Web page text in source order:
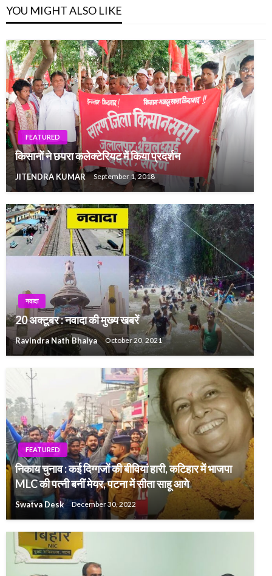
YOU MIGHT ALSO LIKE
FEATURED
किसानों ने छपरा कले​क्टेरियट में किया प्रदर्शन
JITENDRA KUMAR September 1, 2018
नवादा
20 अक्टूबर : नवादा की मुख्य खबरें
Ravindra Nath Bhaiya October 20, 2021
FEATURED
निकाय चुनाव : कई दिग्गजों की बीवियां हारी, कटिहार में भाजपा
MLC की पत्नी बनीं मेयर, पटना में सीता साहू आगे
Swatva Desk December 30, 2022